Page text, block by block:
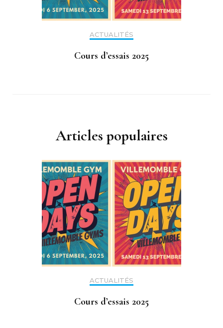
ACTUALITÉS
Cours d’essais 2025
Articles populaires
ACTUALITÉS
Cours d’essais 2025